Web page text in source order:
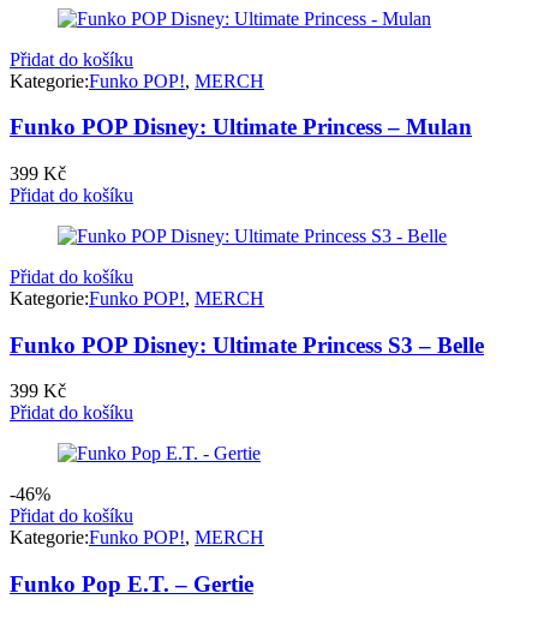
399 Kč. 299 Kč.
Přidat do košíku
Kategorie:Funko POP!, MERCH
Funko POP Disney: Ultimate Princess – Mulan
399 Kč
Přidat do košíku
Přidat do košíku
Kategorie:Funko POP!, MERCH
Funko POP Disney: Ultimate Princess S3 – Belle
399 Kč
Přidat do košíku
-46%
Přidat do košíku
Kategorie:Funko POP!, MERCH
Funko Pop E.T. – Gertie